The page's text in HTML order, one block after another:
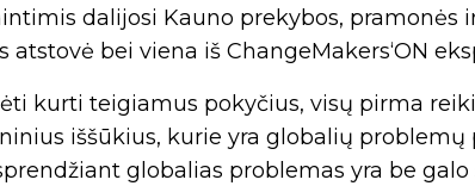
dalijosi Kauno prekybos,
atstovė bei viena iš ChangeMakers‘ON
kurti teigiamus pokyčius, visų pirma
iššūkius, kurie yra globalių problemų
globalias problemas yra be galo